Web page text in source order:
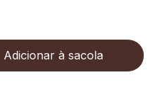
Adicionar à sacola